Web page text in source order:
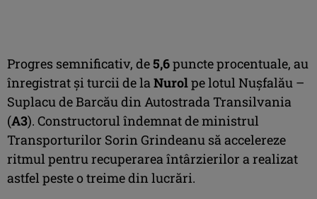
Progres semnificativ, de5,6puncte procentuale, au
înregistrat și turcii de la Nurolpe lotul Nușfalău –
Suplacu de Barcău din Autostrada Transilvania
(A3). Constructorul îndemnat de ministrul
Transporturilor Sorin Grindeanu să accelereze
ritmul pentru recuperarea întârzierilor a realizat
astfel peste o treime din lucrări.